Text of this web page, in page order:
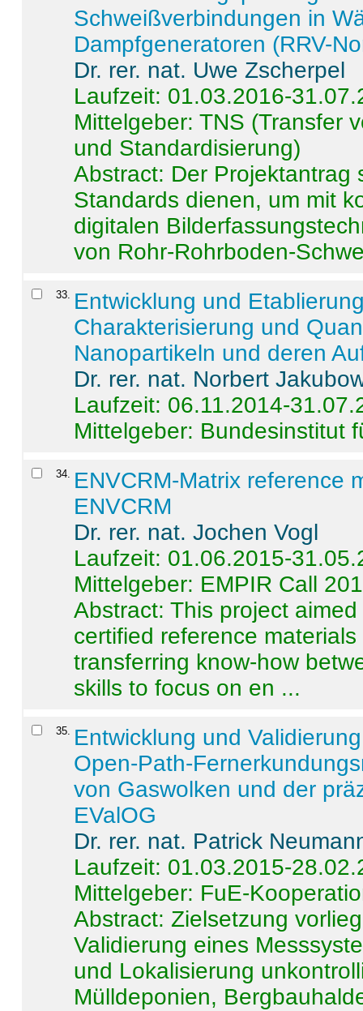
Schweißverbindungen in
Dampfgeneratoren (RRV-
Dr. rer. nat. Uwe Zscherpel
Laufzeit: 01.03.2016-
Mittelgeber: TNS (Transfer
und Standardisierung)
Abstract: Der Projektantrag
Standards dienen, um mit
digitalen
von Rohr-Rohrboden-
33. Entwicklung und
Charakterisierung und
Nanopartikeln und deren
Dr. rer. nat. Norbert
Laufzeit: 06.11.2014-
Mittelgeber: Bundesinstitut
34. ENVCRM-Matrix reference
ENVCRM
Dr. rer. nat. Jochen Vogl
Laufzeit: 01.06.2015-
Mittelgeber: EMPIR Call
Abstract:This project
certified reference
transferring know-how
skills to focus on en ...
35. Entwicklung und
Open-Path-
von Gaswolken und der
EValOG
Dr. rer. nat. Patrick
Laufzeit: 01.03.2015-
Mittelgeber: FuE-
Abstract:Zielsetzung
Validierung eines
und Lokalisierung
Mülldeponien,